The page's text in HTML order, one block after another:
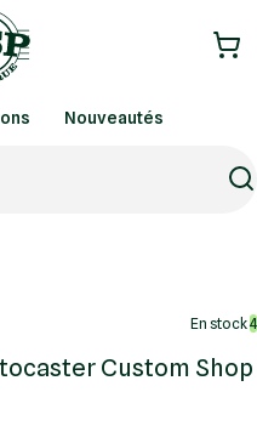
Nouveautés
En stock4
Custom Shop